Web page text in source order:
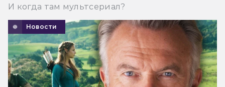
И когда там мультсериал?
Новости